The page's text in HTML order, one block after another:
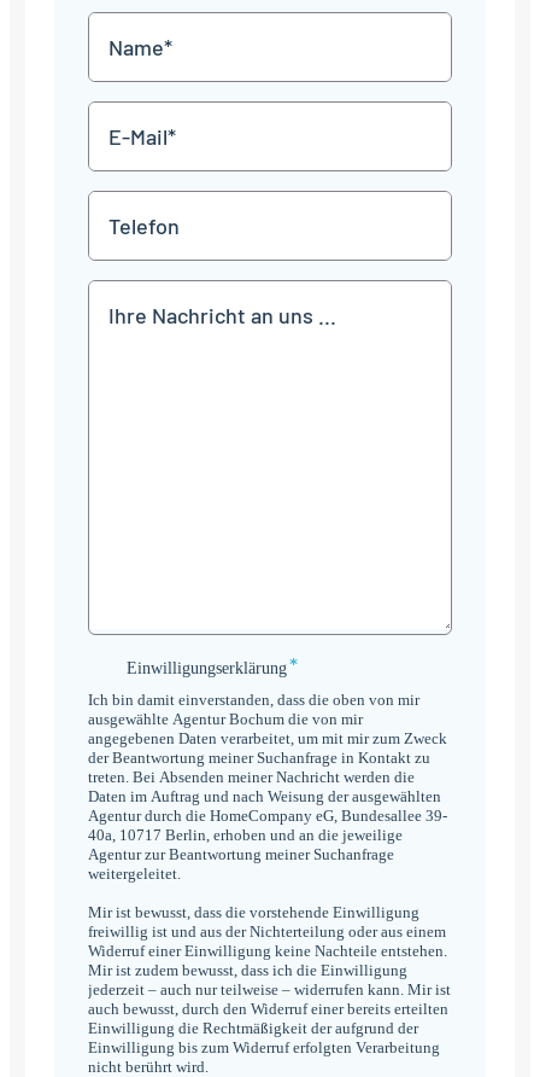
MM
JJJJ
Mail
*
Einwilligungserklärung
Einwilligungserklärung*
Ich bin damit einverstanden, dass die oben von mir
ausgewählte Agentur Bochum die von mir
angegebenen Daten verarbeitet, um mit mir zum Zweck
der Beantwortung meiner Suchanfrage in Kontakt zu
treten. Bei Absenden meiner Nachricht werden die
Daten im Auftrag und nach Weisung der ausgewählten
Agentur durch die HomeCompany eG, Bundesallee 39-
40a, 10717 Berlin, erhoben und an die jeweilige
Agentur zur Beantwortung meiner Suchanfrage
weitergeleitet.
Mir ist bewusst, dass die vorstehende Einwilligung
freiwillig ist und aus der Nichterteilung oder aus einem
Widerruf einer Einwilligung keine Nachteile entstehen.
Mir ist zudem bewusst, dass ich die Einwilligung
jederzeit – auch nur teilweise – widerrufen kann. Mir ist
auch bewusst, durch den Widerruf einer bereits erteilten
Einwilligung die Rechtmäßigkeit der aufgrund der
Einwilligung bis zum Widerruf erfolgten Verarbeitung
nicht berührt wird.